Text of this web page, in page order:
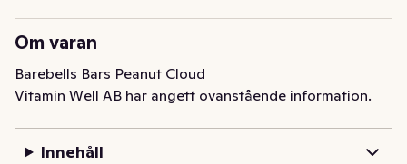
Om varan
Barebells Bars Peanut Cloud
Vitamin Well AB har angett ovanstående information.
Innehåll